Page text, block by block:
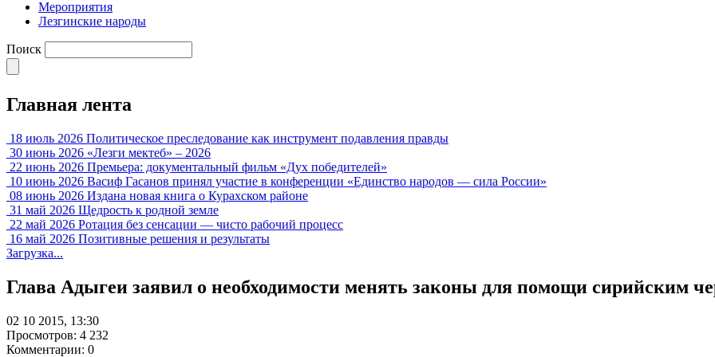
Мероприятия
Лезгинские народы
Поиск
Главная лента
18 июль 2026 Политическое преследование как инструмент подавления правды
30 июнь 2026 «Лезги мектеб» – 2026
22 июнь 2026 Премьера: документальный фильм «Дух победителей»
10 июнь 2026 Васиф Гасанов принял участие в конференции «Единство народов — сила России»
08 июнь 2026 Издана новая книга о Курахском районе
31 май 2026 Щедрость к родной земле
22 май 2026 Ротация без сенсации — чисто рабочий процесс
16 май 2026 Позитивные решения и результаты
Загрузка...
Глава Адыгеи заявил о необходимости менять законы для помощи сирийским
02 10 2015, 13:30
Просмотров: 4 232
Комментарии: 0